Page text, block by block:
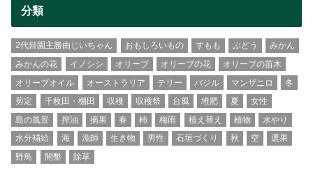
分類
2代目園主勝由じいちゃん おもしろいもの すもも ぶどう
みかん
みかんの花
イノシシ オリーブ オリーブの花
オリーブの苗木
オリーブオイル
オーストラリア テリー バジル マンザニロ
冬
剪定
千枚田・棚田 収穫 収穫祭 台風 堆肥 夏
女性
島の風景
搾油 摘果 春 柿 梅雨 植え替え 植物
水やり
水分補給
海 漁師 生き物 男性 石垣づくり 秋 空
選果
野鳥
開墾 除草